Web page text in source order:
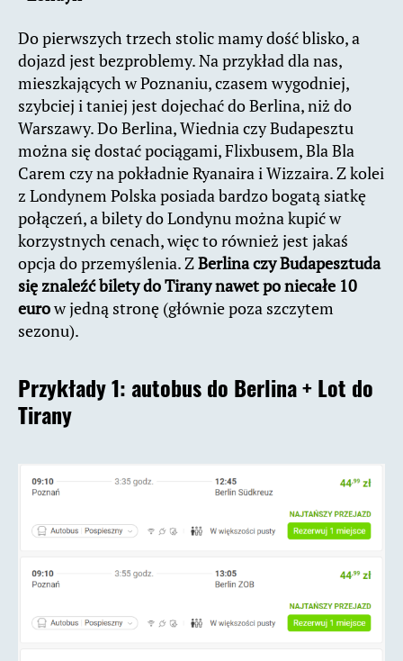
Do pierwszych trzech stolic mamy dość blisko, a
dojazd jest bezproblemy. Na przykład dla nas,
mieszkających w Poznaniu, czasem wygodniej,
szybciej i taniej jest dojechać do Berlina, niż do
Warszawy. Do Berlina, Wiednia czy Budapesztu
można się dostać pociągami, Flixbusem, Bla Bla
Carem czy na pokładnie Ryanaira i Wizzaira. Z kolei
z Londynem Polska posiada bardzo bogatą siatkę
połączeń, a bilety do Londynu można kupić w
korzystnych cenach, więc to również jest jakaś
opcja do przemyślenia. ZBerlina czy Budapesztuda
się znaleźć bilety do Tirany nawet po niecałe 10
eurow jedną stronę (głównie poza szczytem
sezonu).
Przykłady 1:autobus do Berlina + Lot do
Tirany